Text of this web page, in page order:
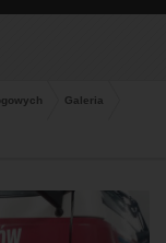
Galeria